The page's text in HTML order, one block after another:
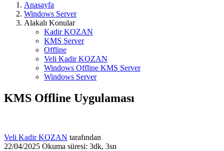
Anasayfa
Windows Server
Alakalı Konular
Kadir KOZAN
KMS Server
Offline
Veli Kadir KOZAN
Windows Offline KMS Server
Windows Server
KMS Offline Uygulaması
Veli Kadir KOZAN tarafından
22/04/2025 Okuma süresi: 3dk, 3sn